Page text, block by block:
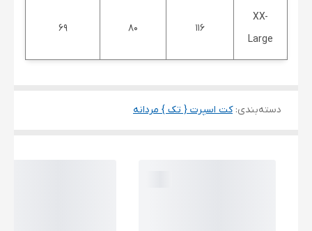
XX-
Large
116
80
69
دسته‌بندی:کت اسپرت { تک } مردانه